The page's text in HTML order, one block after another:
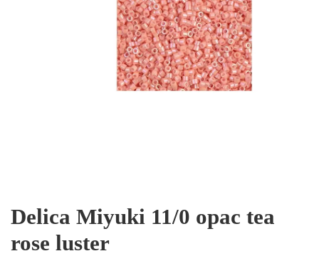
Delica Miyuki 11/0 opac tea
rose luster